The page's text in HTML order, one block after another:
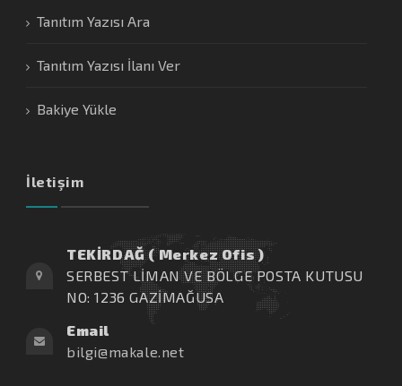
Tanıtım Yazısı Ara
Tanıtım Yazısı İlanı Ver
Bakiye Yükle
İletişim
TEKİRDAĞ ( Merkez Ofis )
SERBEST LİMAN VE BÖLGE POSTA KUTUSU
NO: 1236 GAZİMAĞUSA
Email
bilgi@makale.net